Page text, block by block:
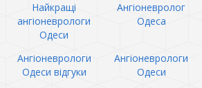
Найкращі
ангіоневрологи
Одеси
Ангіоневролог
Одеса
Ангіоневрологи
Одеси відгуки
Ангіоневрологи
Одеси